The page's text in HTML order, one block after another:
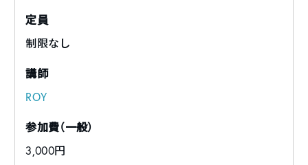
定員
制限なし
講師
ROY
参加費（一般）
3,000円